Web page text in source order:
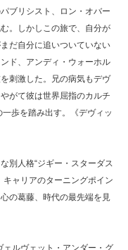
ブリシスト、ロン・オバー
。しかしこの旅で、自分が
だ自分に追いついていない
ド、アンディ・ウォーホル
刺激した。兄の病気もデヴ
がて彼は世界屈指のカルチ
歩を踏み出す。《デヴィッ
別人格“ジギー・スターダス
キャリアのターニングポイン
の葛藤、時代の最先端を見
ルヴェット・アンダー・グ